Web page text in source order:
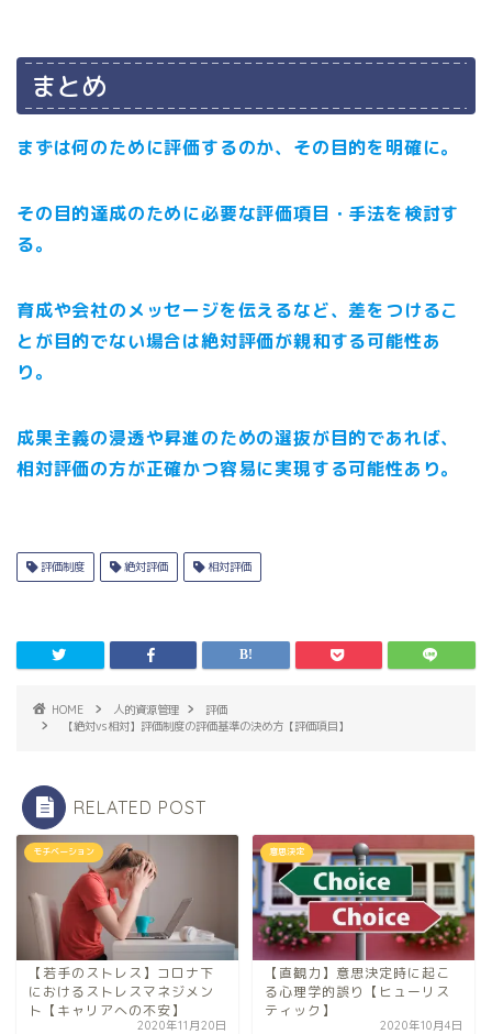
まとめ
まずは何のために評価するのか、その目的を明確に。
その目的達成のために必要な評価項目・手法を検討す
る。
育成や会社のメッセージを伝えるなど、差をつけるこ
とが目的でない場合は絶対評価が親和する可能性あ
り。
成果主義の浸透や昇進のための選抜が目的であれば、
相対評価の方が正確かつ容易に実現する可能性あり。
評価制度 絶対評価 相対評価
HOME 人的資源管理
評価
【絶対vs相対】評価制度の評価基準の決め方【評価項目】
RELATED POST
モチベーション
【若手のストレス】コロナ下
におけるストレスマネジメン
ト【キャリアへの不安】
2020年11月20日
意思決定
【直観力】意思決定時に起こ
る心理学的誤り【ヒューリス
ティック】
2020年10月4日